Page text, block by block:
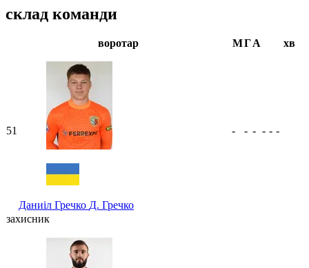
склад команди
воротар МГА хв
51
Даниіл Гречко Д. Гречко
- - - - - -
захисник